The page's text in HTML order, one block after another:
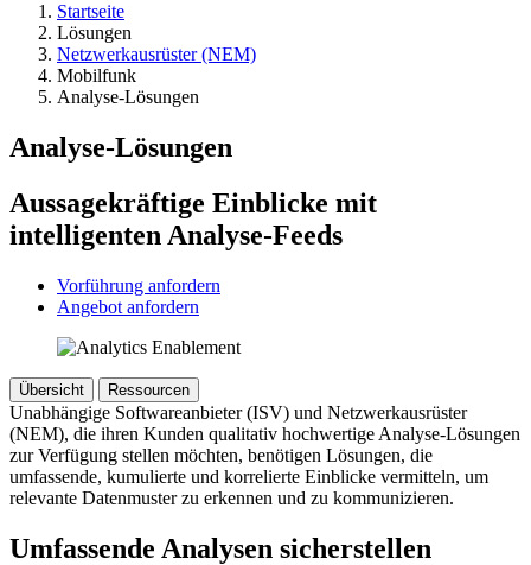
Startseite
Lösungen
Netzwerkausrüster (NEM)
Mobilfunk
Analyse-Lösungen
Analyse-Lösungen
Aussagekräftige Einblicke mit
intelligenten Analyse-Feeds
Vorführung anfordern
Angebot anfordern
Übersicht Ressourcen
Unabhängige Softwareanbieter (ISV) und Netzwerkausrüster
(NEM), die ihren Kunden qualitativ hochwertige Analyse-Lösungen
zur Verfügung stellen möchten, benötigen Lösungen, die
umfassende, kumulierte und korrelierte Einblicke vermitteln, um
relevante Datenmuster zu erkennen und zu kommunizieren.
Umfassende Analysen sicherstellen